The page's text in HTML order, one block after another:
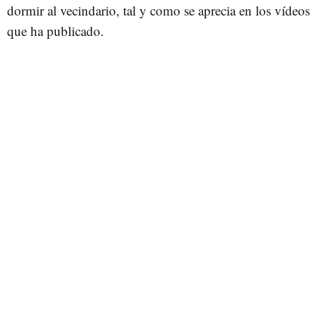
dormir al vecindario, tal y como se aprecia en los vídeos
que ha publicado.